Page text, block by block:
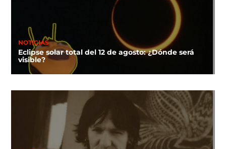
NOTICIAS
Eclipse solar total del 12 de agosto: ¿Dónde será
visible?